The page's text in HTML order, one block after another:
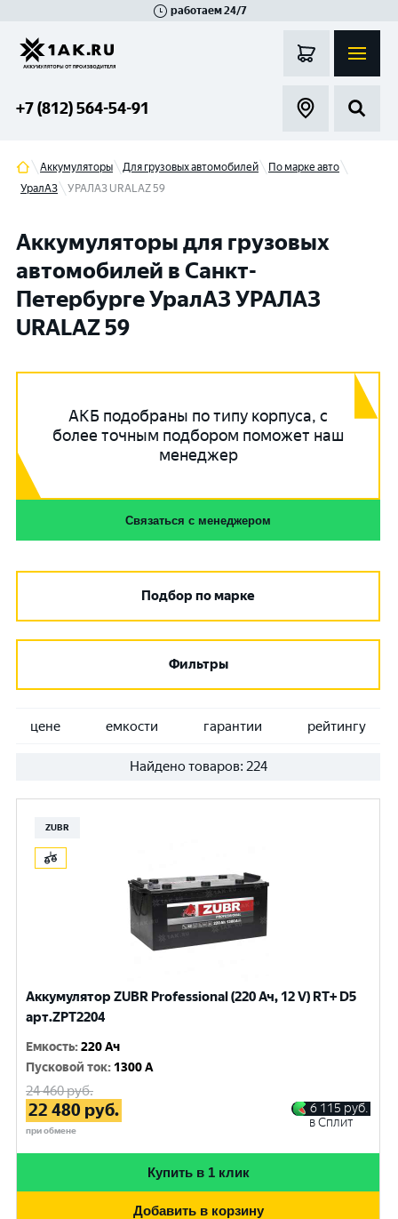
работаем 24/7
+7 (812) 564-54-91
Аккумуляторы Для грузовых автомобилей
По марке авто
УралАЗ
УРАЛАЗ URALAZ 59
Аккумуляторы для грузовых
автомобилей в Санкт-
Петербурге УралАЗ УРАЛАЗ
URALAZ 59
АКБ подобраны по типу корпуса, с
более точным подбором поможет наш
менеджер
Связаться с менеджером
Подбор по марке
Фильтры
цене емкости гарантии рейтингу
Найдено товаров: 224
ZUBR
Аккумулятор ZUBR Professional (220 Ач, 12 V) RT+ D5
арт.ZPT2204
Емкость:220 Ач
Пусковой ток: 1300 A
24 460руб.
22 480 руб.
при обмене
6 115 руб.
в Сплит
Купить в 1 клик
Добавить в корзину
Гатчина